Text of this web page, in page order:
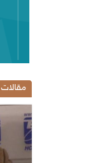
مقالات